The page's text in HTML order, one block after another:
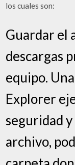
los cuales son:
Guardar el
descargas
equipo.
Explorer
seguridad
archivo,